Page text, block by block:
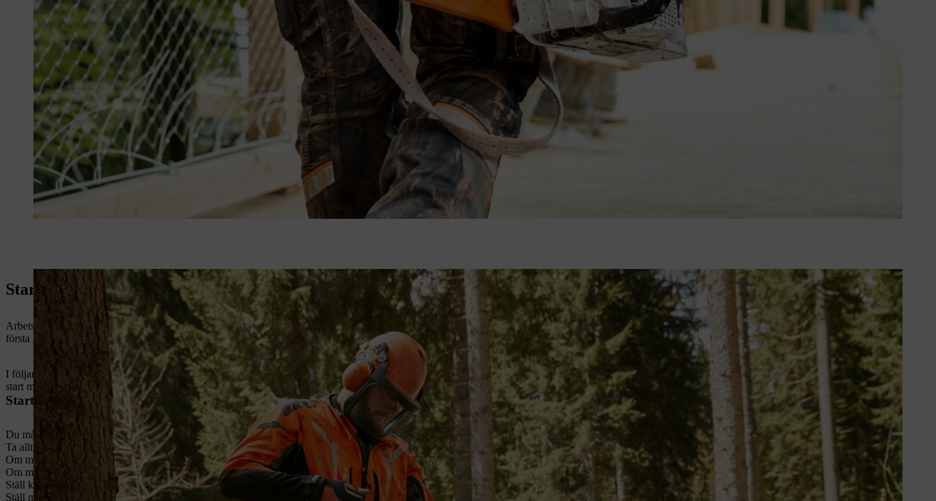
Starta motorsågen – steg för steg-förklaring
Arbetsplatsen är säkrad och kontrollerad. Då kan du sätta igång med sågen. Beakta säkerhetsanvisningarna i användarhandboken för vart och ett av de följande stegen. Den
första anvisningen gäller för att starta motorsåg utan M-Tronic. För enheter medM-Tronic följer du den andra anvisningen.
I följande instruktion beskrivs en marstart. Du kan även starta motorsågen mellan knäna eller låren om du inte kan starta den på marken på grund av täta buskage eller snö. Vid
start mellan knäna eller låren krävs inte vissa steg, som att stabilisera motorsågen på marken.
Starta motorsåg utan M-Tronic
Du måste ansätta kedjebromsen innan du starta motorsåg. Gör detta genom att trycka kedjebromsen framåt.
Ta alltid bort svärdskyddet när du ska starta motorsågen.
Om motorsågen har en dekompressionsventil ska du trycka på den. Det gör det lättare att dra igång motorn och starta motorsåg.
Om motorsågen har en bränslepump ska du trycka på den flera gånger. Detta gör startprocessen enklare och minskar antalet startdrag.
Ställ kombireglaget på
choke/kallstart. Tryck först in gasspaksspärren och gasspaken. Tryck sedan ned kombireglaget hela vägen.
Ställ motorsågen på en plan yta när du ska starta den. Skärutrustningen får inte ha någon kontakt med marken. I annat fall blir den trubbig när du startar den och du utsätts för fara.